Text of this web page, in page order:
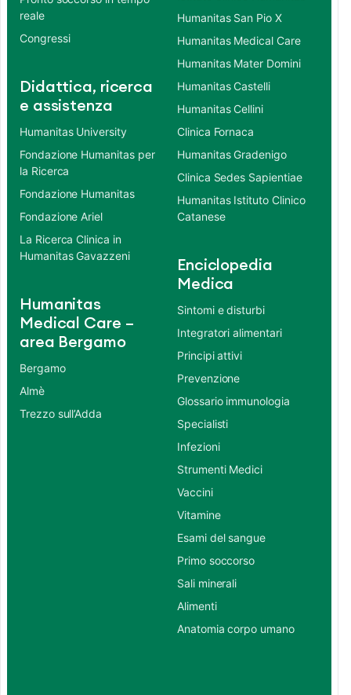
reale
Congressi
Didattica, ricerca
e assistenza
Humanitas University
Fondazione Humanitas per
la Ricerca
Fondazione Humanitas
Fondazione Ariel
La Ricerca Clinica in
Humanitas Gavazzeni
Humanitas
Medical Care –
area Bergamo
Bergamo
Almè
Trezzo sull’Adda
Humanitas San Pio X
Humanitas Medical Care
Humanitas Mater Domini
Humanitas Castelli
Humanitas Cellini
Clinica Fornaca
Humanitas Gradenigo
Clinica Sedes Sapientiae
Humanitas Istituto Clinico
Catanese
Enciclopedia
Medica
Sintomi e disturbi
Integratori alimentari
Principi attivi
Prevenzione
Glossario immunologia
Specialisti
Infezioni
Strumenti Medici
Vaccini
Vitamine
Esami del sangue
Primo soccorso
Sali minerali
Alimenti
Anatomia corpo umano